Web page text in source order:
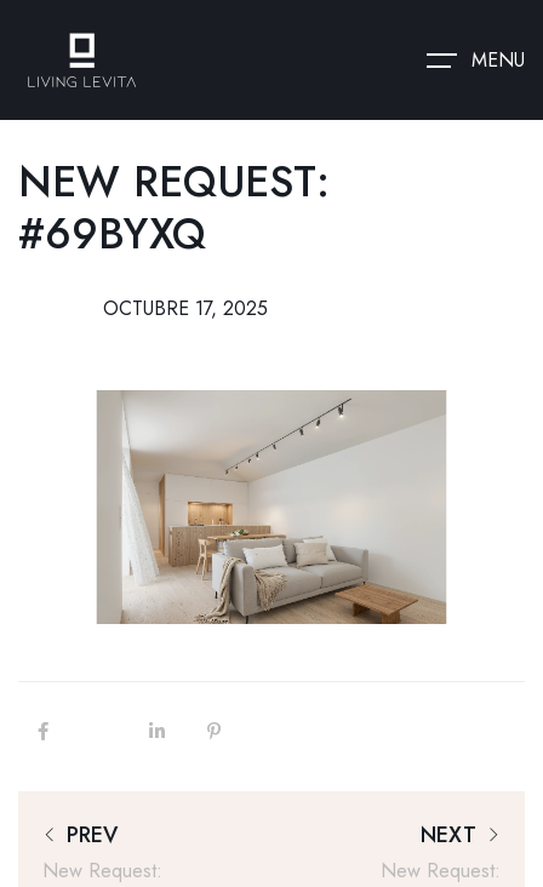
MENU
NEW REQUEST:
#69BYXQ
OCTUBRE 17, 2025
PREV
New Request:
NEXT
New Request: